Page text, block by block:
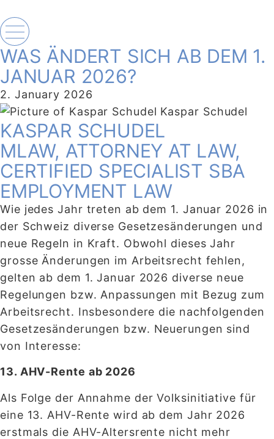
WAS ÄNDERT SICH AB DEM 1.
JANUAR 2026?
2. January 2026
Kaspar Schudel
KASPAR SCHUDEL
MLAW, ATTORNEY AT LAW,
CERTIFIED SPECIALIST SBA
EMPLOYMENT LAW
Wie jedes Jahr treten ab dem 1. Januar 2026 in
der Schweiz diverse Gesetzesänderungen und
neue Regeln in Kraft. Obwohl dieses Jahr
grosse Änderungen im Arbeitsrecht fehlen,
gelten ab dem 1. Januar 2026 diverse neue
Regelungen bzw. Anpassungen mit Bezug zum
Arbeitsrecht. Insbesondere die nachfolgenden
Gesetzesänderungen bzw. Neuerungen sind
von Interesse:
13. AHV-Rente ab 2026
Als Folge der Annahme der Volksinitiative für
eine 13. AHV-Rente wird ab dem Jahr 2026
erstmals die AHV-Altersrente nicht mehr